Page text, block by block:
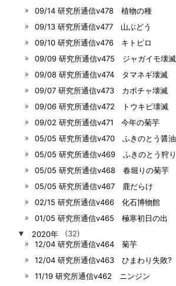
09/14 研究所通信v478 植物の種
09/13 研究所通信v477 山ぶどう
09/10 研究所通信v476 キトピロ
09/09 研究所通信v475 ジャガイモ壊滅
09/08 研究所通信v474 タマネギ壊滅
09/07 研究所通信v473 カボチャ壊滅
09/06 研究所通信v472 トウキビ壊滅
09/02 研究所通信v471 今年の菊芋
05/05 研究所通信v470 ふきのとう醤油
05/05 研究所通信v469 ふきのとう狩り
05/05 研究所通信v468 春堀りの菊芋
05/05 研究所通信v467 鹿だらけ
02/15 研究所通信v466 化石博物館
01/05 研究所通信v465 極寒初日の出
▼
2020年
(32)
12/04 研究所通信v464 菊芋
12/04 研究所通信v463 ひまわり失敗?
11/19 研究所通信v462 ニンジン